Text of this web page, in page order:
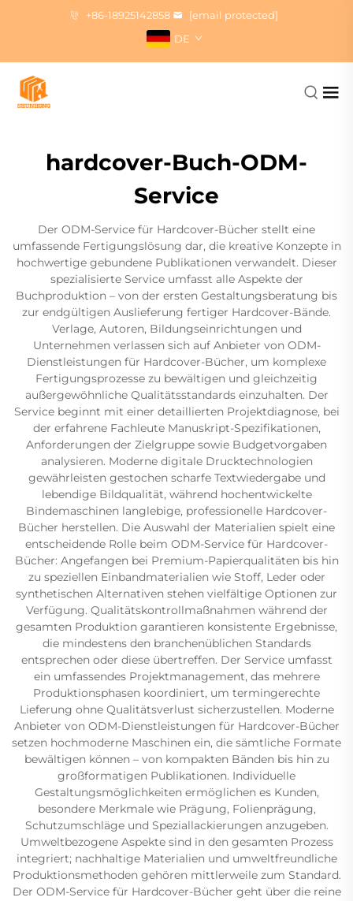
+86-18925142858
[email protected]
DE
hardcover-Buch-ODM-
Service
Der ODM-Service für Hardcover-Bücher stellt eine
umfassende Fertigungslösung dar, die kreative Konzepte in
hochwertige gebundene Publikationen verwandelt. Dieser
spezialisierte Service umfasst alle Aspekte der
Buchproduktion – von der ersten Gestaltungsberatung bis
zur endgültigen Auslieferung fertiger Hardcover-Bände.
Verlage, Autoren, Bildungseinrichtungen und
Unternehmen verlassen sich auf Anbieter von ODM-
Dienstleistungen für Hardcover-Bücher, um komplexe
Fertigungsprozesse zu bewältigen und gleichzeitig
außergewöhnliche Qualitätsstandards einzuhalten. Der
Service beginnt mit einer detaillierten Projektdiagnose, bei
der erfahrene Fachleute Manuskript-Spezifikationen,
Anforderungen der Zielgruppe sowie Budgetvorgaben
analysieren. Moderne digitale Drucktechnologien
gewährleisten gestochen scharfe Textwiedergabe und
lebendige Bildqualität, während hochentwickelte
Bindemaschinen langlebige, professionelle Hardcover-
Bücher herstellen. Die Auswahl der Materialien spielt eine
entscheidende Rolle beim ODM-Service für Hardcover-
Bücher: Angefangen bei Premium-Papierqualitäten bis hin
zu speziellen Einbandmaterialien wie Stoff, Leder oder
synthetischen Alternativen stehen vielfältige Optionen zur
Verfügung. Qualitätskontrollmaßnahmen während der
gesamten Produktion garantieren konsistente Ergebnisse,
die mindestens den branchenüblichen Standards
entsprechen oder diese übertreffen. Der Service umfasst
ein umfassendes Projektmanagement, das mehrere
Produktionsphasen koordiniert, um termingerechte
Lieferung ohne Qualitätsverlust sicherzustellen. Moderne
Anbieter von ODM-Dienstleistungen für Hardcover-Bücher
setzen hochmoderne Maschinen ein, die sämtliche Formate
bewältigen können – von kompakten Bänden bis hin zu
großformatigen Publikationen. Individuelle
Gestaltungsmöglichkeiten ermöglichen es Kunden,
besondere Merkmale wie Prägung, Folienprägung,
Schutzumschläge und Speziallackierungen anzugeben.
Umweltbezogene Aspekte sind in den gesamten Prozess
integriert; nachhaltige Materialien und umweltfreundliche
Produktionsmethoden gehören mittlerweile zum Standard.
Der ODM-Service für Hardcover-Bücher geht über die reine